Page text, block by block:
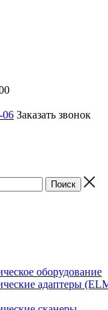
06 Заказать звонок
оборудование
адаптеры